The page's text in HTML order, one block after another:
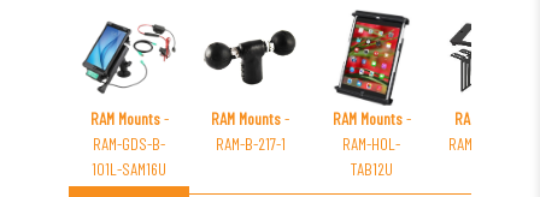
RAM Mounts-
RAM-GDS-B-
101L-SAM16U
RAM Mounts-
RAM-B-217-1
RAM Mounts-
RAM-HOL-
TAB12U
RAM Mounts
RAM-FP4-6810-